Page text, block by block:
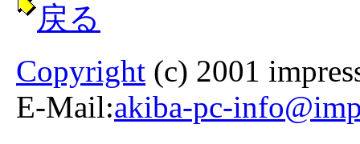
戻る
Copyright (c) 2001
E-Mail:akiba-pc-